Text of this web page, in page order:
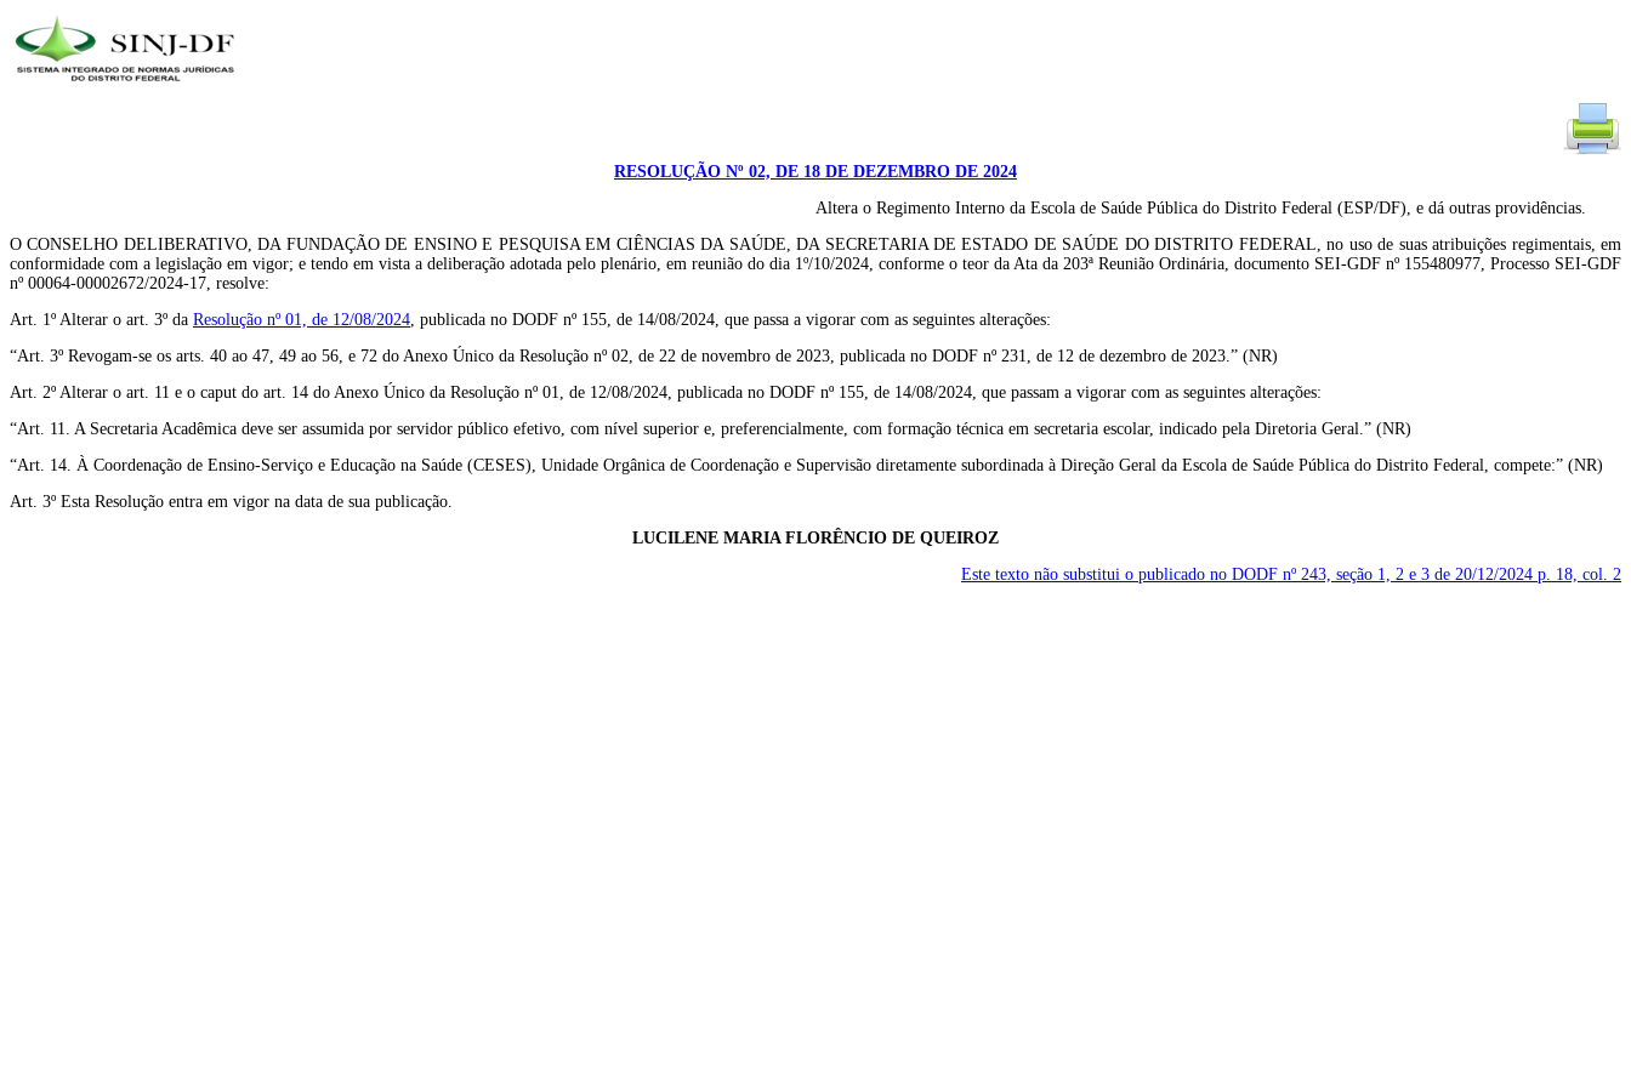
RESOLUÇÃO Nº 02, DE 18 DE DEZEMBRO DE 2024
Altera o Regimento Interno da Escola de Saúde Pública do Distrito Federal (ESP/DF), e dá outras providências.
O CONSELHO DELIBERATIVO, DA FUNDAÇÃO DE ENSINO E PESQUISA EM CIÊNCIAS DA SAÚDE, DA SECRETARIA DE ESTADO DE SAÚDE DO DISTRITO FEDERAL, no uso de suas atribuições regimentais, em
conformidade com a legislação em vigor; e tendo em vista a deliberação adotada pelo plenário, em reunião do dia 1º/10/2024, conforme o teor da Ata da 203ª Reunião Ordinária, documento SEI-GDF nº 155480977, Processo SEI-GDF
nº 00064-00002672/2024-17, resolve:
Art. 1º Alterar o art. 3º da Resolução nº 01, de 12/08/2024, publicada no DODF nº 155, de 14/08/2024, que passa a vigorar com as seguintes alterações:
“Art. 3º Revogam-se os arts. 40 ao 47, 49 ao 56, e 72 do Anexo Único da Resolução nº 02, de 22 de novembro de 2023, publicada no DODF nº 231, de 12 de dezembro de 2023.” (NR)
Art. 2º Alterar o art. 11 e o caput do art. 14 do Anexo Único da Resolução nº 01, de 12/08/2024, publicada no DODF nº 155, de 14/08/2024, que passam a vigorar com as seguintes alterações:
“Art. 11. A Secretaria Acadêmica deve ser assumida por servidor público efetivo, com nível superior e, preferencialmente, com formação técnica em secretaria escolar, indicado pela Diretoria Geral.” (NR)
“Art. 14. À Coordenação de Ensino-Serviço e Educação na Saúde (CESES), Unidade Orgânica de Coordenação e Supervisão diretamente subordinada à Direção Geral da Escola de Saúde Pública do Distrito Federal, compete:” (NR)
Art. 3º Esta Resolução entra em vigor na data de sua publicação.
LUCILENE MARIA FLORÊNCIO DE QUEIROZ
Este texto não substitui o publicado no DODF nº 243, seção 1, 2 e 3 de 20/12/2024 p. 18, col. 2